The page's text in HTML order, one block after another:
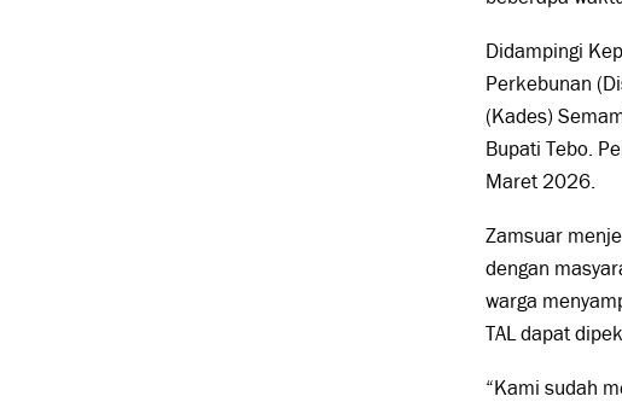
Didampingi
Perkebunan
(Kades)
Bupati Tebo.
Maret 2026.
Zamsuar
dengan
warga
TAL dapat
“Kami sudah